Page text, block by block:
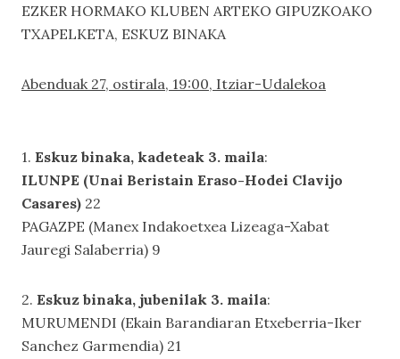
EZKER HORMAKO KLUBEN ARTEKO GIPUZKOAKO
TXAPELKETA, ESKUZ BINAKA
Abenduak 27, ostirala, 19:00, Itziar-Udalekoa
1. Eskuz binaka, kadeteak 3. maila:
ILUNPE (Unai Beristain Eraso-Hodei Clavijo
Casares) 22
PAGAZPE (Manex Indakoetxea Lizeaga-Xabat
Jauregi Salaberria) 9
2. Eskuz binaka, jubenilak 3. maila:
MURUMENDI (Ekain Barandiaran Etxeberria-Iker
Sanchez Garmendia) 21